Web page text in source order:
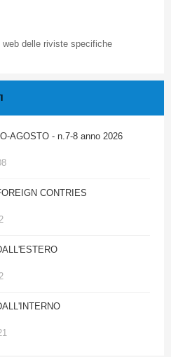
delle riviste specifiche
AGOSTO - n.7-8 anno 2026
CONTRIES